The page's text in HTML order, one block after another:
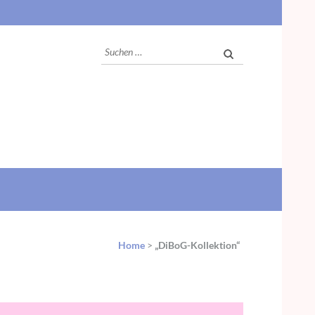
Suchen
nach:
Home > „DiBoG-Kollektion“